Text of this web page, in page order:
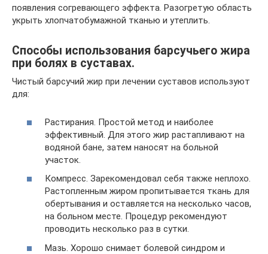
появления согревающего эффекта. Разогретую область
укрыть хлопчатобумажной тканью и утеплить.
Способы использования барсучьего жира
при болях в суставах.
Чистый барсучий жир при лечении суставов используют
для:
Растирания. Простой метод и наиболее
эффективный. Для этого жир растапливают на
водяной бане, затем наносят на больной
участок.
Компресс. Зарекомендовал себя также неплохо.
Растопленным жиром пропитывается ткань для
обертывания и оставляется на несколько часов,
на больном месте. Процедур рекомендуют
проводить несколько раз в сутки.
Мазь. Хорошо снимает болевой синдром и